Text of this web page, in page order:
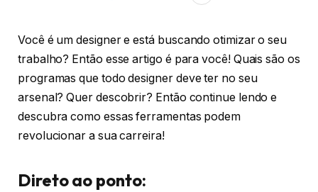
Você é um designer e está buscando otimizar o seu
trabalho? Então esse artigo é para você! Quais são os
programas que todo designer deve ter no seu
arsenal? Quer descobrir? Então continue lendo e
descubra como essas ferramentas podem
revolucionar a sua carreira!
Direto ao ponto: